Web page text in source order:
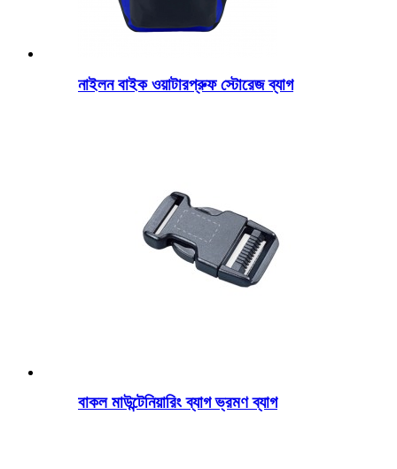
নাইলন বাইক ওয়াটারপ্রুফ স্টোরেজ ব্যাগ
বাকল মাউন্টেনিয়ারিং ব্যাগ ভ্রমণ ব্যাগ